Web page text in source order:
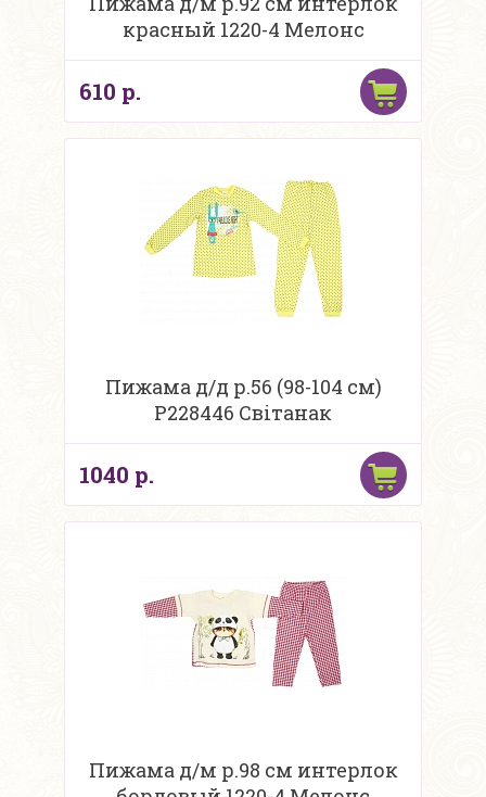
красный 1220-4 Мелонс
610 р.
Пижама д/д р.56 (98-104 см)
Р228446 Свiтанак
1040 р.
Пижама д/м р.98 см интерлок